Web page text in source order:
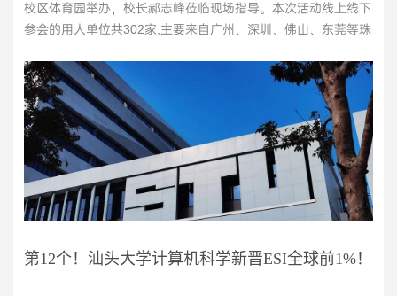
校区体育园举办，校长郝志峰莅临现场指导。本次活动线上线下
参会的用人单位共302家,主要来自广州、深圳、佛山、东莞等珠
位共13260个，当天线下进场参与学生3000余人。供需对接活动
采取线上线下一体化模式进行,线上依托广东学生就业创业智慧
服务平台开展,...
>>
第12个！汕头大学计算机科学新晋ESI全球前1%！